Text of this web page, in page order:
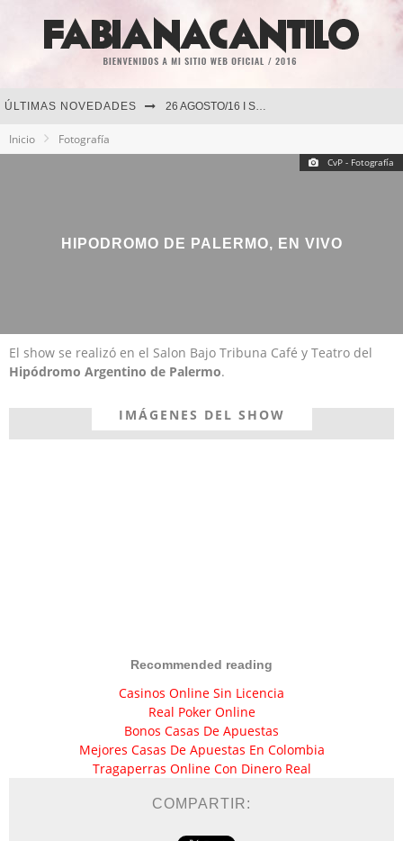
ÚLTIMAS NOVEDADES 26 AGOSTO/16 I SAN JUAN
Inicio Fotografía
CvP - Fotografía
HIPODROMO DE PALERMO, EN VIVO
El show se realizó en el Salon Bajo Tribuna Café y Teatro del
Hipódromo Argentino de Palermo.
IMÁGENES DEL SHOW
Recommended reading
Casinos Online Sin Licencia
Real Poker Online
Bonos Casas De Apuestas
Mejores Casas De Apuestas En Colombia
Tragaperras Online Con Dinero Real
COMPARTIR: